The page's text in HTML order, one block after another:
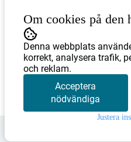
20.020,-
Köp nu
Om cookies på den
Denna webbplats
korrekt, analysera trafik,
och reklam.
Acceptera
nödvändiga
Justera